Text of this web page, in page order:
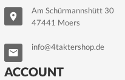
Am Schürmannshütt 30
47441 Moers
info@4taktershop.de
ACCOUNT